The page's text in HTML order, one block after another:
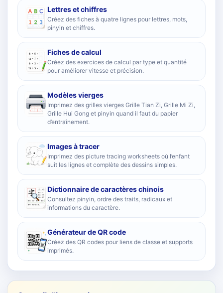
Lettres et chiffres
Créez des fiches à quatre lignes pour lettres, mots,
pinyin et chiffres.
Fiches de calcul
Créez des exercices de calcul par type et quantité
pour améliorer vitesse et précision.
Modèles vierges
Imprimez des grilles vierges Grille Tian Zi, Grille Mi Zi,
Grille Hui Gong et pinyin quand il faut du papier
d’entraînement.
Images à tracer
Imprimez des picture tracing worksheets où l’enfant
suit les lignes et complète des dessins simples.
Dictionnaire de caractères chinois
Consultez pinyin, ordre des traits, radicaux et
informations du caractère.
Générateur de QR code
Créez des QR codes pour liens de classe et supports
imprimés.